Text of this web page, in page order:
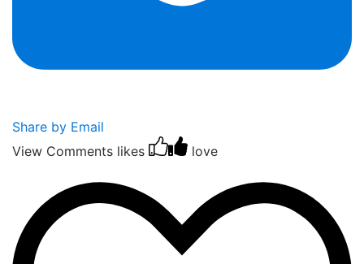
Share by Email
View Comments likes love